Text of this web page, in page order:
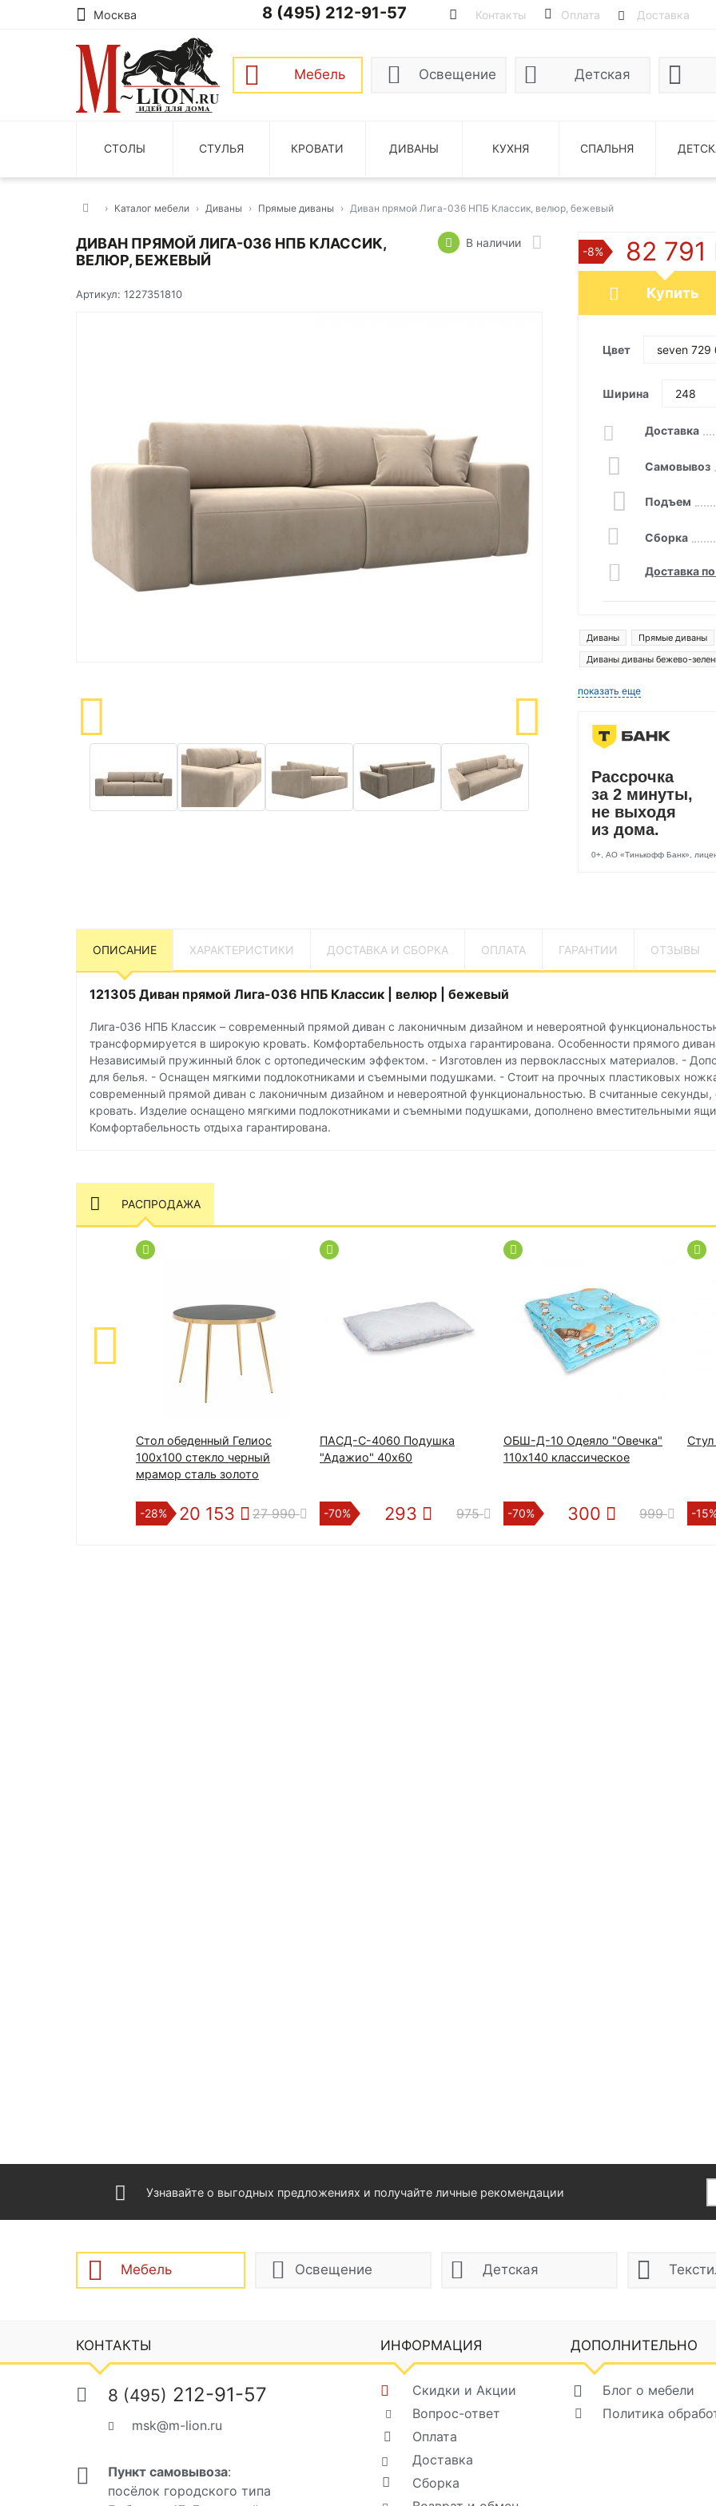
Москва 8 (495) 212-91-57 Контакты Оплата Доставка
Мебель Освещение Детская
СТОЛЫ СТУЛЬЯ КРОВАТИ ДИВАНЫ КУХНЯ СПАЛЬНЯ
Каталог мебели Диваны Прямые диваны Диван прямой Лига-036 НПБ Классик, велюр, бежевый
В наличии
ДИВАН ПРЯМОЙ ЛИГА-036 НПБ КЛАССИК,
ВЕЛЮР, БЕЖЕВЫЙ
Артикул: 1227351810
-8% 82 791
Купить
Цвет
Ширина
Доставка
Самовывоз
Подъем
Сборка
Доставка
Диваны Прямые диваны
Диваны диваны бежево-
показать еще
Рассрочка
за 2 минуты,
не выходя
из дома.
0+, АО «Тинькофф Банк»,
ОПИСАНИЕ ХАРАКТЕРИСТИКИ ДОСТАВКА И СБОРКА ОПЛАТА ГАРАНТИИ ОТЗЫВЫ
121305 Диван прямой Лига-036 НПБ Классик | велюр | бежевый
Лига-036 НПБ Классик – современный прямой диван с лаконичным дизайном и невероятной
трансформируется в широкую кровать. Комфортабельность отдыха гарантирована. Особенности прямого
Независимый пружинный блок с ортопедическим эффектом. - Изготовлен из первоклассных материалов. -
для белья. - Оснащен мягкими подлокотниками и съемными подушками. - Стоит на прочных пластиковых
современный прямой диван с лаконичным дизайном и невероятной функциональностью. В считанные
кровать. Изделие оснащено мягкими подлокотниками и съемными подушками, дополнено вместительными
Комфортабельность отдыха гарантирована.
РАСПРОДАЖА
Стол обеденный Гелиос
100х100 стекло черный
мрамор сталь золото
-28% 20 153 27 990
ПАСД-С-4060 Подушка
"Адажио" 40х60
-70% 293 975
ОБШ-Д-10 Одеяло "Овечка"
110х140 классическое
-70% 300 999 -
Узнавайте о выгодных предложениях и получайте личные рекомендации
Мебель Освещение Детская
КОНТАКТЫ
8 (495) 212-91-57
msk@m-lion.ru
Пункт самовывоза:
посёлок городского типа
ИНФОРМАЦИЯ
Скидки и Акции
Вопрос-ответ
Оплата
Доставка
Сборка
ДОПОЛНИТЕЛЬНО
Блог о мебели
Политика